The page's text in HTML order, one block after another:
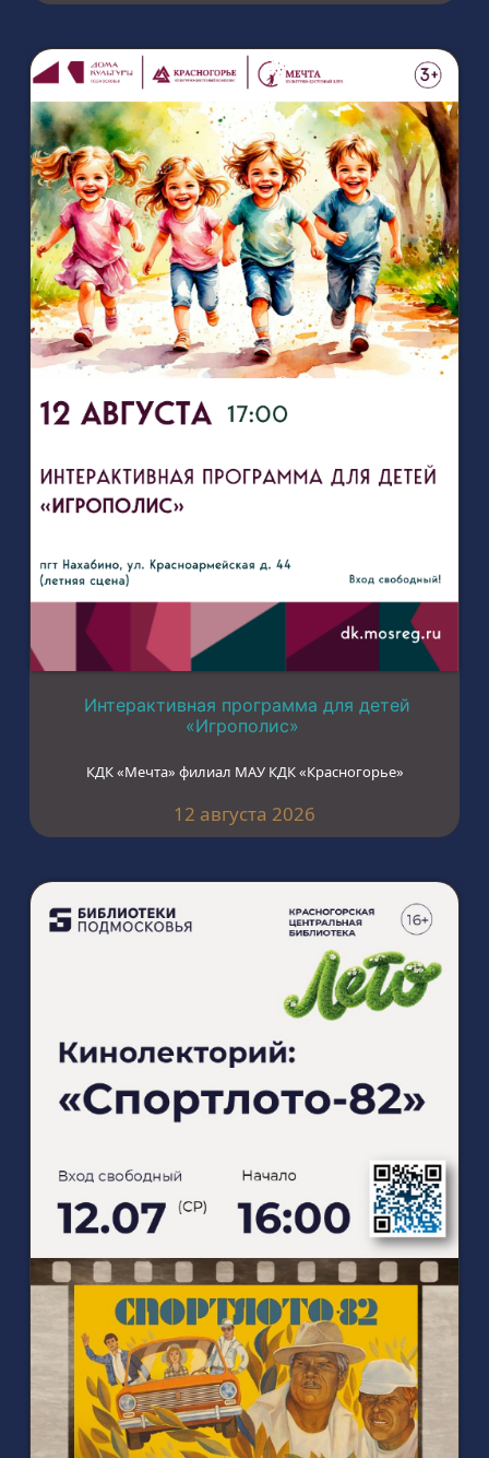
Интерактивная программа для детей
«Игрополис»
КДК «Мечта» филиал МАУ КДК «Красногорье»
12 августа 2026